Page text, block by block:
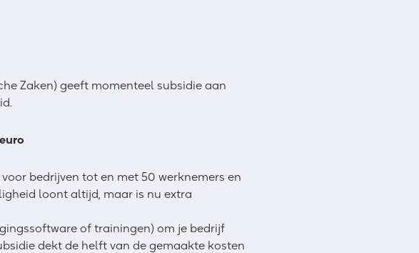
Zaken) geeft momenteel subsidie aan
bedrijven tot en met 50 werknemers en
loont altijd, maar is nu extra
of trainingen) om je bedrijf
dekt de helft van de gemaakte kosten